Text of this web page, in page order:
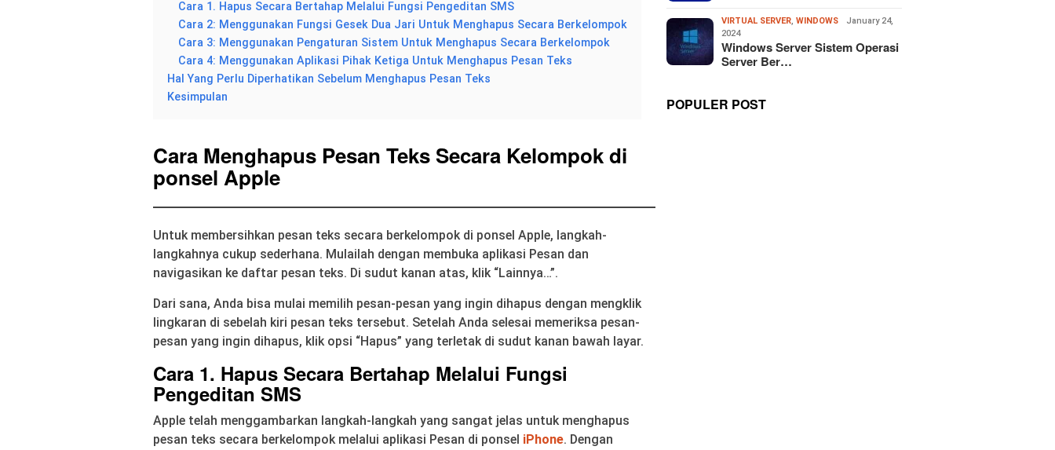
Cara 1. Hapus Secara Bertahap Melalui Fungsi Pengeditan SMS
Cara 2: Menggunakan Fungsi Gesek Dua Jari Untuk Menghapus Secara Berkelompok
Cara 3: Menggunakan Pengaturan Sistem Untuk Menghapus Secara Berkelompok
Cara 4: Menggunakan Aplikasi Pihak Ketiga Untuk Menghapus Pesan Teks
Hal Yang Perlu Diperhatikan Sebelum Menghapus Pesan Teks
Kesimpulan
Cara Menghapus Pesan Teks Secara Kelompok di
ponsel Apple
Untuk membersihkan pesan teks secara berkelompok di ponsel Apple, langkah-
langkahnya cukup sederhana. Mulailah dengan membuka aplikasi Pesan dan
navigasikan ke daftar pesan teks. Di sudut kanan atas, klik “Lainnya…”.
Dari sana, Anda bisa mulai memilih pesan-pesan yang ingin dihapus dengan mengklik
lingkaran di sebelah kiri pesan teks tersebut. Setelah Anda selesai memeriksa pesan-
pesan yang ingin dihapus, klik opsi “Hapus” yang terletak di sudut kanan bawah layar.
Cara 1. Hapus Secara Bertahap Melalui Fungsi
Pengeditan SMS
Apple telah menggambarkan langkah-langkah yang sangat jelas untuk menghapus
pesan teks secara berkelompok melalui aplikasi Pesan di ponsel iPhone. Dengan
VIRTUAL SERVER,WINDOWS
January 24,
2024
Windows Server Sistem Operasi
Server Ber…
POPULER POST